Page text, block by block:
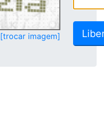
[trocar imagem]